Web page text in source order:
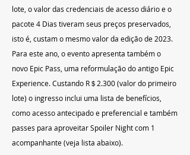
lote, o valor das credenciais de acesso diário e o
pacote 4 Dias tiveram seus preços preservados,
isto é, custam o mesmo valor da edição de 2023.
Para este ano, o evento apresenta também o
novo Epic Pass, uma reformulação do antigo Epic
Experience. Custando R＄2.300 (valor do primeiro
lote) o ingresso inclui uma lista de benefícios,
como acesso antecipado e preferencial e também
passes para aproveitar Spoiler Night com 1
acompanhante (veja lista abaixo).